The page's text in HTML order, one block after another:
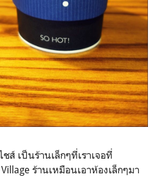
ส์ เป็นร้านเล็กๆที่เราเจอที่
ร้านเหมือนเอาห้องเล็กๆมา